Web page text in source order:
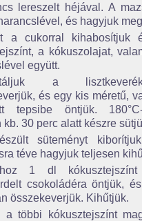
lereszelt héjával. A
és hagyjuk
a cukorral kihabosítjuk
a kókuszolajat,
együtt.
a
és egy kis méretű,
tepsibe öntjük.
kb. 30 perc alatt készre
süteményt
téve hagyjuk teljesen
1 dl kókusztejszínt
csokoládéra öntjük,
összekeverjük. Kihűtjük.
a többi kókusztejszínt